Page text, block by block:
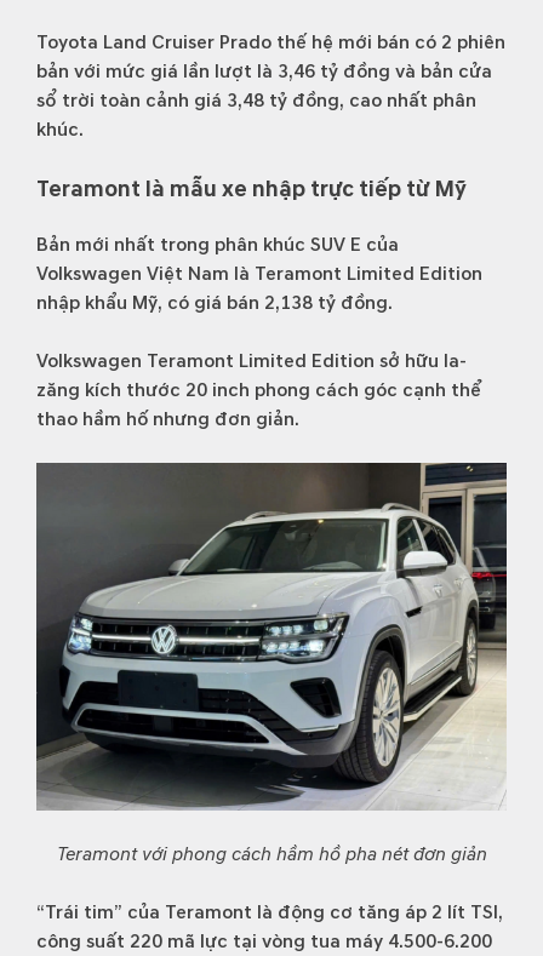
Toyota Land Cruiser Prado thế hệ mới bán có 2 phiên
bản với mức giá lần lượt là 3,46 tỷ đồng và bản cửa
sổ trời toàn cảnh giá 3,48 tỷ đồng, cao nhất phân
khúc.
Teramont là mẫu xe nhập trực tiếp từ Mỹ
Bản mới nhất trong phân khúc SUV E của
Volkswagen Việt Nam là Teramont Limited Edition
nhập khẩu Mỹ, có giá bán 2,138 tỷ đồng.
Volkswagen Teramont Limited Edition sở hữu la-
zăng kích thước 20 inch phong cách góc cạnh thể
thao hầm hố nhưng đơn giản.
Teramont với phong cách hầm hồ pha nét đơn giản
“Trái tim” của Teramont là động cơ tăng áp 2 lít TSI,
công suất 220 mã lực tại vòng tua máy 4.500-6.200